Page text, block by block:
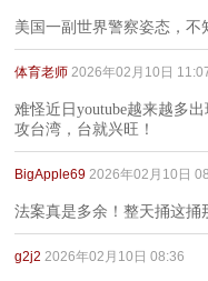
美国一副世界警察姿态，不
体育老师 2026年02月10日
难怪近日youtube越来越多
攻台湾，台就兴旺！
BigApple69 2026年02月10日
法案真是多余！整天捅这捅
g2j2 2026年02月10日 08:36